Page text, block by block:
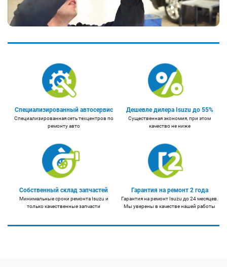
Специализированный автосервис
Специализированная сеть техцентров по
ремонту авто
Дешевле дилера Isuzu до 55%
Существенная экономия, при этом
качество не ниже
Собственный склад запчастей
Минимальные сроки ремонта Isuzu и
только качественные запчасти
Гарантия на ремонт 2 года
Гарантия на ремонт Isuzu до 24 месяцев.
Мы уверены в качестве нашей работы